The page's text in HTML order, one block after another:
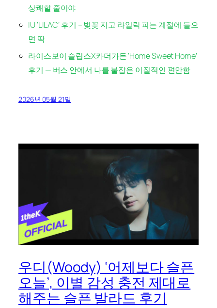
상쾌할 줄이야
IU ‘LILAC’ 후기 – 벚꽃 지고 라일락 피는 계절에 들으
면 딱
라이스보이 슬립스X카더가든 ‘Home Sweet Home’
후기 — 버스 안에서 나를 붙잡은 이질적인 편안함
2026년 05월 21일
우디(Woody) ‘어제보다 슬픈
오늘’, 이별 감성 충전 제대로
해주는 슬픈 발라드 후기